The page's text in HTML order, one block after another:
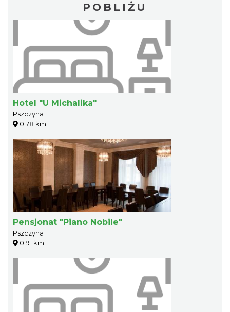
POBLIŻU
Hotel "U Michalika"
Pszczyna
0.78 km
Pensjonat "Piano Nobile"
Pszczyna
0.91 km